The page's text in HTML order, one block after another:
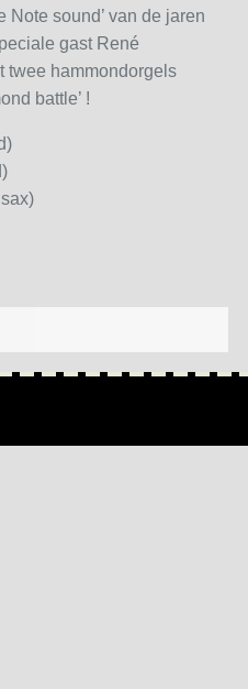
Note sound’ van de jaren
gast René
twee hammondorgels
battle’ !